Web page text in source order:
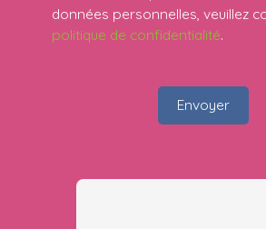
données personnelles, veuillez
politique de confidentialité.
Envoyer